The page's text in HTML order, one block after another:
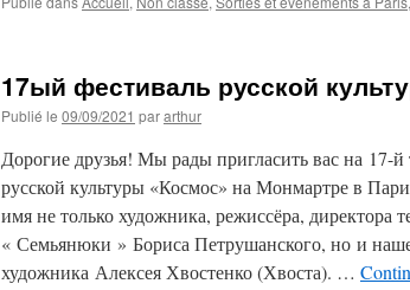
17ый фестиваль русской
Publié le 09/09/2021 pararthur
Дорогие друзья! Мы рады пригласить вас на 17-
русской культуры «Космос» на Монмартре в
имя не только художника, режиссёра, директора
« Семьянюки » Бориса Петрушанского, но и
художника Алексея Хвостенко (Хвоста). …